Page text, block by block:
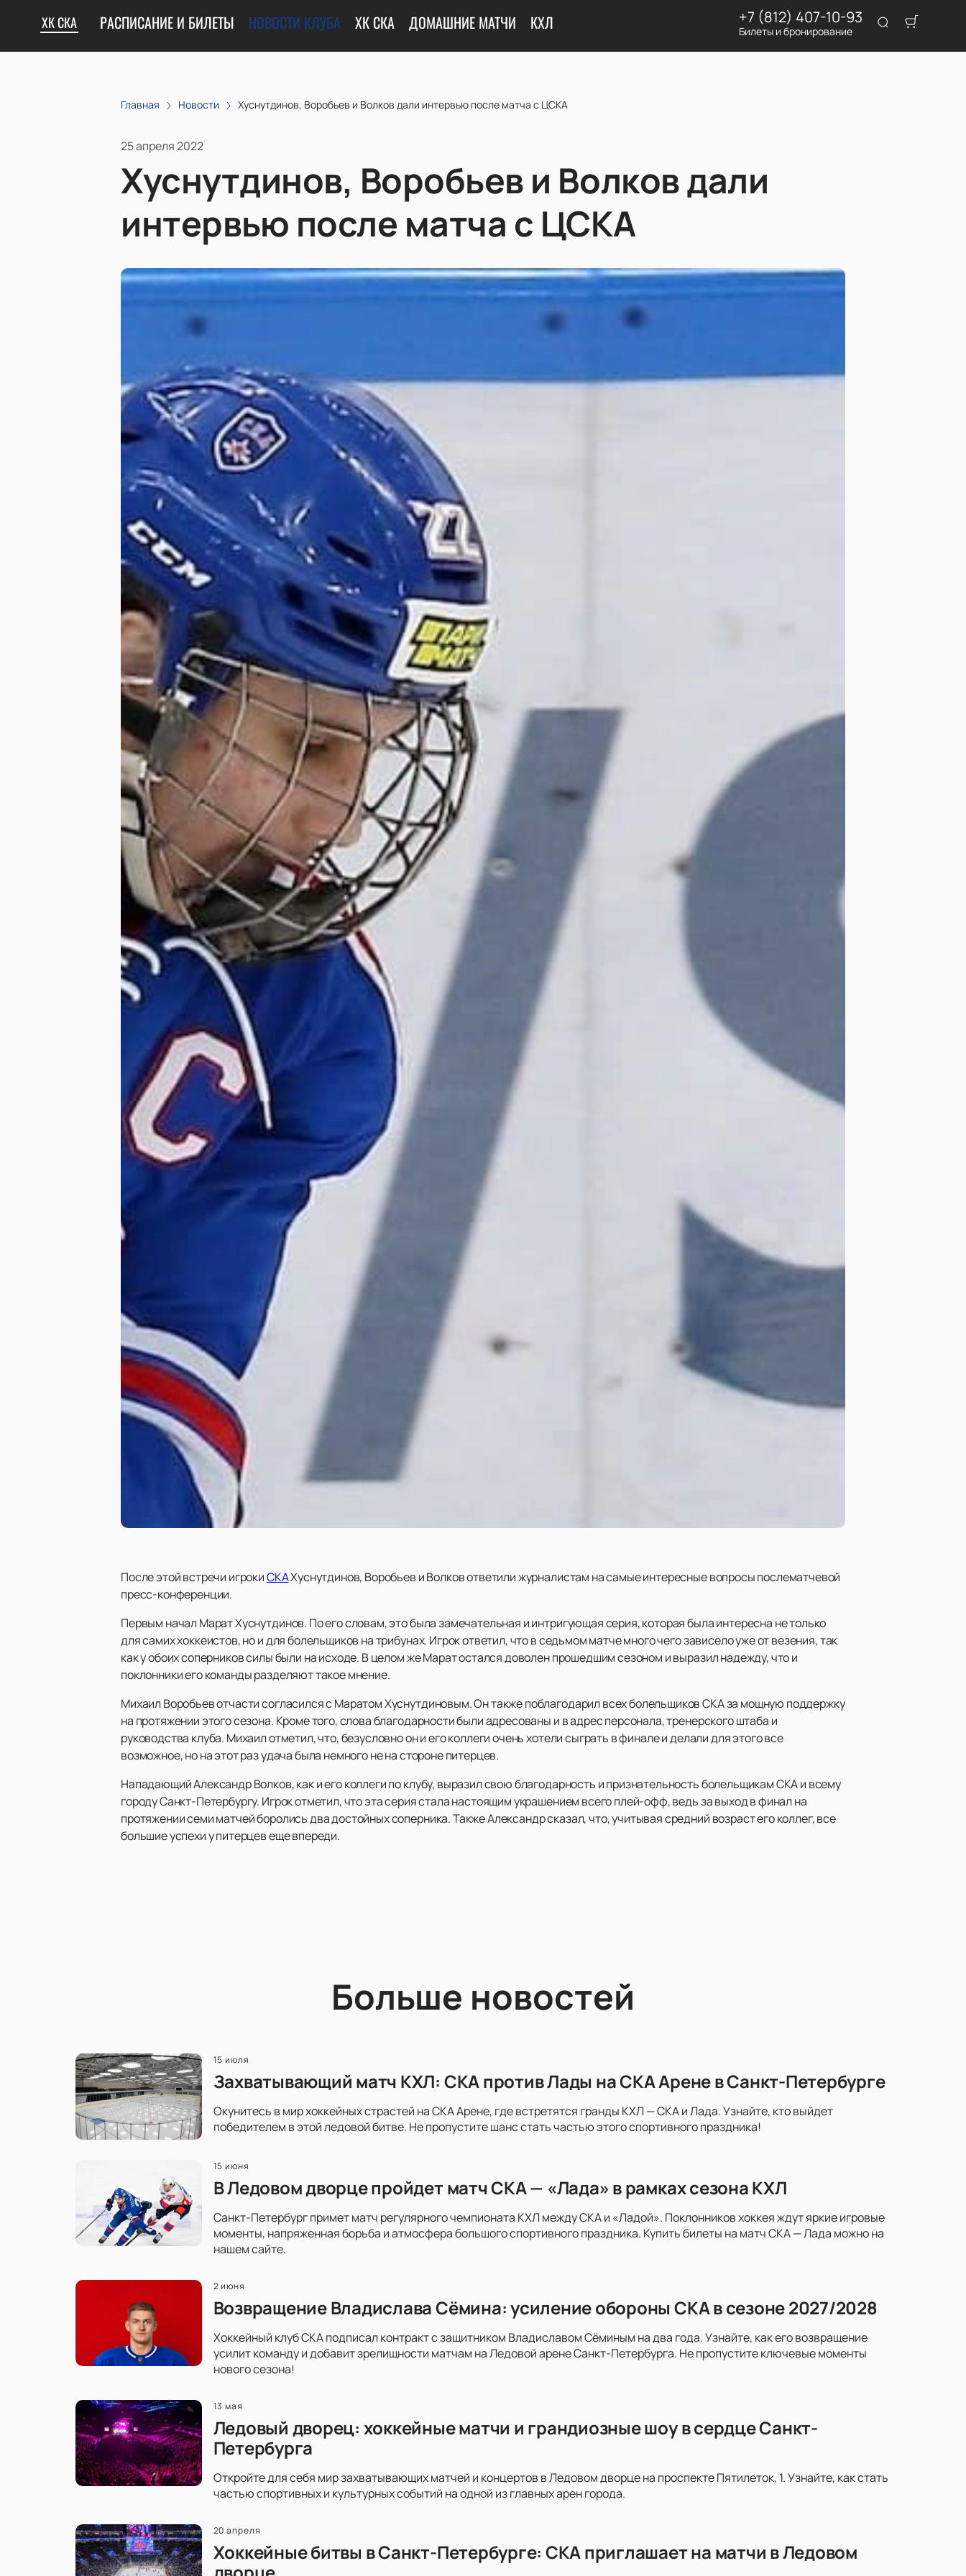
ХК СКА РАСПИСАНИЕ И БИЛЕТЫ НОВОСТИ КЛУБА ХК СКА ДОМАШНИЕ МАТЧИ КХЛ +7 (812) 407-10-93
Билеты и бронирование
Главная Новости Хуснутдинов, Воробьев и Волков дали интервью после матча с ЦСКА
25 апреля 2022
Хуснутдинов, Воробьев и Волков дали
интервью после матча с ЦСКА
После этой встречи игрокиСКАХуснутдинов, Воробьев и Волков ответили журналистам на самые интересные вопросы послематчевой
пресс-конференции.
Первым начал Марат Хуснутдинов. По его словам, это была замечательная и интригующая серия, которая была интересна не только
для самих хоккеистов, но и для болельщиков на трибунах. Игрок ответил, что в седьмом матче много чего зависело уже от везения, так
как у обоих соперников силы были на исходе. В целом же Марат остался доволен прошедшим сезоном и выразил надежду, что и
поклонники его команды разделяют такое мнение.
Михаил Воробьев отчасти согласился с Маратом Хуснутдиновым. Он также поблагодарил всех болельщиков СКА за мощную поддержку
на протяжении этого сезона. Кроме того, слова благодарности были адресованы и в адрес персонала, тренерского штаба и
руководства клуба. Михаил отметил, что, безусловно он и его коллеги очень хотели сыграть в финале и делали для этого все
возможное, но на этот раз удача была немного не на стороне питерцев.
Нападающий Александр Волков, как и его коллеги по клубу, выразил свою благодарность и признательность болельщикам СКА и всему
городу Санкт-Петербургу. Игрок отметил, что эта серия стала настоящим украшением всего плей-офф, ведь за выход в финал на
протяжении семи матчей боролись два достойных соперника. Также Александр сказал, что, учитывая средний возраст его коллег, все
большие успехи у питерцев еще впереди.
Больше новостей
15 июля
Захватывающий матч КХЛ: СКА против Лады на СКА Арене в Санкт-Петербурге
Окунитесь в мир хоккейных страстей на СКА Арене, где встретятся гранды КХЛ — СКА и Лада. Узнайте, кто выйдет
победителем в этой ледовой битве. Не пропустите шанс стать частью этого спортивного праздника!
15 июня
В Ледовом дворце пройдет матч СКА — «Лада» в рамках сезона КХЛ
Санкт-Петербург примет матч регулярного чемпионата КХЛ между СКА и «Ладой». Поклонников хоккея ждут яркие игровые
моменты, напряженная борьба и атмосфера большого спортивного праздника. Купить билеты на матч СКА — Лада можно на
нашем сайте.
2 июня
Возвращение Владислава Сёмина: усиление обороны СКА в сезоне 2027/2028
Хоккейный клуб СКА подписал контракт с защитником Владиславом Сёминым на два года. Узнайте, как его возвращение
усилит команду и добавит зрелищности матчам на Ледовой арене Санкт-Петербурга. Не пропустите ключевые моменты
нового сезона!
13 мая
Ледовый дворец: хоккейные матчи и грандиозные шоу в сердце Санкт-
Петербурга
Откройте для себя мир захватывающих матчей и концертов в Ледовом дворце на проспекте Пятилеток, 1. Узнайте, как стать
частью спортивных и культурных событий на одной из главных арен города.
20 апреля
Хоккейные битвы в Санкт-Петербурге: СКА приглашает на матчи в Ледовом